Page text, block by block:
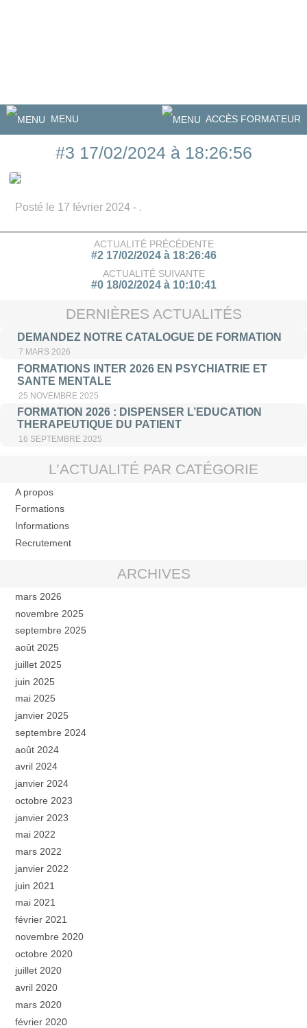
MENU ACCÈS FORMATEUR
#3 17/02/2024 à 18:26:56
Posté le 17 février 2024 - .
ACTUALITÉ PRÉCÉDENTE
#2 17/02/2024 à 18:26:46
ACTUALITÉ SUIVANTE
#0 18/02/2024 à 10:10:41
DERNIÈRES ACTUALITÉS
DEMANDEZ NOTRE CATALOGUE DE FORMATION
7 MARS 2026
FORMATIONS INTER 2026 EN PSYCHIATRIE ET
SANTE MENTALE
25 NOVEMBRE 2025
FORMATION 2026 : DISPENSER L’EDUCATION
THERAPEUTIQUE DU PATIENT
16 SEPTEMBRE 2025
L’ACTUALITÉ PAR CATÉGORIE
A propos
Formations
Informations
Recrutement
ARCHIVES
mars 2026
novembre 2025
septembre 2025
août 2025
juillet 2025
juin 2025
mai 2025
janvier 2025
septembre 2024
août 2024
avril 2024
janvier 2024
octobre 2023
janvier 2023
mai 2022
mars 2022
janvier 2022
juin 2021
mai 2021
février 2021
novembre 2020
octobre 2020
juillet 2020
avril 2020
mars 2020
février 2020